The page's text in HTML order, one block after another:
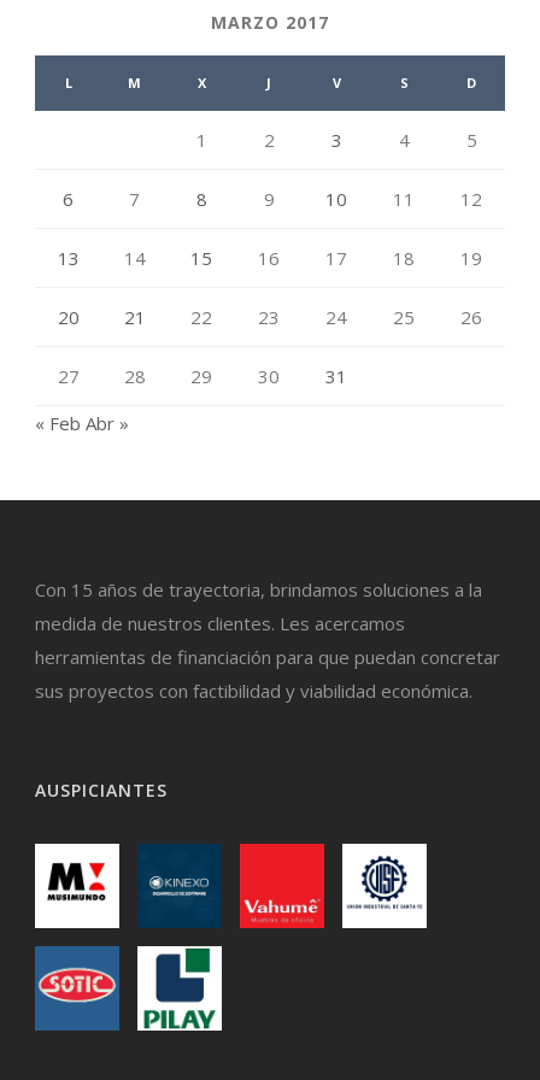
MARZO 2017
L M X J V S D
1 2 3 4 5
6 7 8 9 10 11 12
13 14 15 16 17 18 19
20 21 22 23 24 25 26
27 28 29 30
31
« Feb Abr »
Con 15 años de trayectoria, brindamos soluciones a la
medida de nuestros clientes. Les acercamos
herramientas de financiación para que puedan concretar
sus proyectos con factibilidad y viabilidad económica.
AUSPICIANTES